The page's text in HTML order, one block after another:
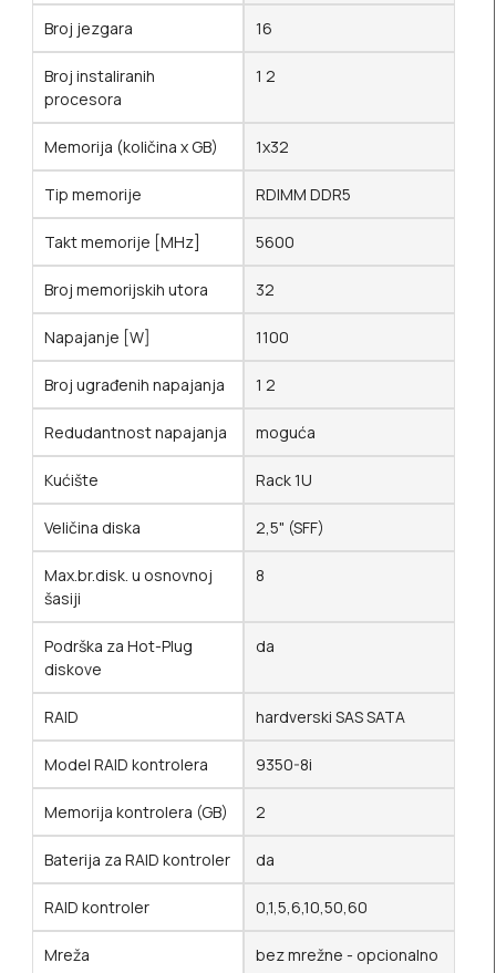
Broj jezgara 16
Broj instaliranih
procesora
1 2
Memorija (količina x GB) 1x32
Tip memorije RDIMM DDR5
Takt memorije [MHz] 5600
Broj memorijskih utora 32
Napajanje [W] 1100
Broj ugrađenih napajanja 1 2
Redudantnost napajanja moguća
Kućište Rack 1U
Veličina diska 2,5" (SFF)
Max.br.disk. u osnovnoj
šasiji
8
Podrška za Hot-Plug
diskove
da
RAID hardverski SAS SATA
Model RAID kontrolera 9350-8i
Memorija kontrolera (GB) 2
Baterija za RAID kontroler da
RAID kontroler 0,1,5,6,10,50,60
Mreža bez mrežne - opcionalno